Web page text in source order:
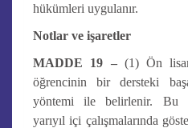
hükümleri uygulanır.
Notlar ve işaretler
MADDE 19 –(1) Ön
öğrencinin bir dersteki
yöntemi ile belirlenir. Bu
yarıyıl içi çalışmalarında